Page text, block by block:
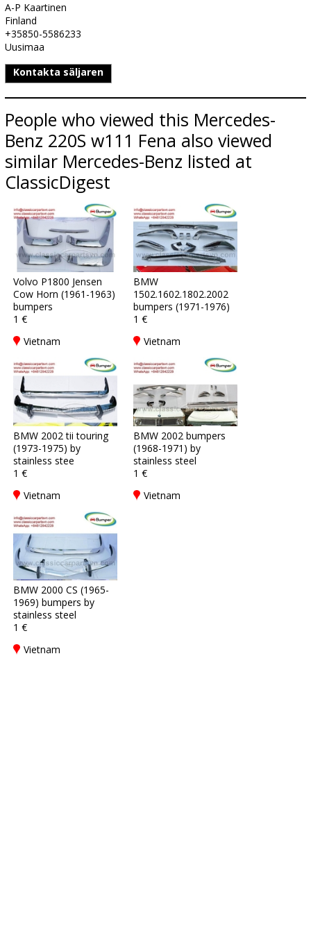
A-P Kaartinen
Finland
+35850-5586233
Uusimaa
Kontakta säljaren
People who viewed this Mercedes-
Benz 220S w111 Fena also viewed
similar Mercedes-Benz listed at
ClassicDigest
Volvo P1800 Jensen
Cow Horn (1961-1963)
bumpers
1 €
Vietnam
BMW
1502.1602.1802.2002
bumpers (1971-1976)
1 €
Vietnam
BMW 2002 tii touring
(1973-1975) by
stainless stee
1 €
Vietnam
BMW 2002 bumpers
(1968-1971) by
stainless steel
1 €
Vietnam
BMW 2000 CS (1965-
1969) bumpers by
stainless steel
1 €
Vietnam